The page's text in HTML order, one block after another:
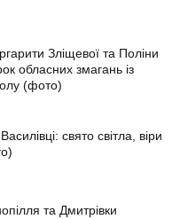
Зліщевої та Поліни
обласних змагань із
(фото)
свято світла, віри
та Дмитрівки